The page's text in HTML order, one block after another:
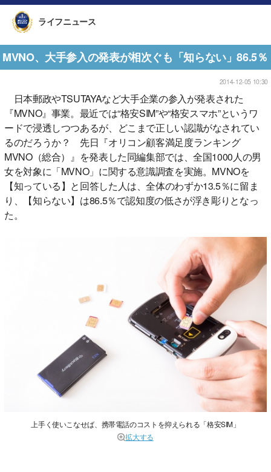
ライフニュース
MVNO、大手参入の発表が相次ぐも「知らない」86.5％
2014-12-05 10:30
日本郵政やTSUTAYAなど大手企業の参入が発表された
『MVNO』事業。最近では“格安SIM”や“格安スマホ”というワ
ードで浸透しつつあるが、どこまで正しい認識がなされてい
るのだろうか？ 先日『オリコン顧客満足度ランキング
MVNO（総合）』を発表した同編集部では、全国1000人の男
女を対象に「MVNO」に関する意識調査を実施。MVNOを
【知っている】と回答した人は、全体のわずか13.5％に留ま
り、【知らない】は86.5％で認知度の低さが浮き彫りとなっ
た。
上手く使いこなせば、携帯電話のコストを抑えられる「格安SIM」
拡大する